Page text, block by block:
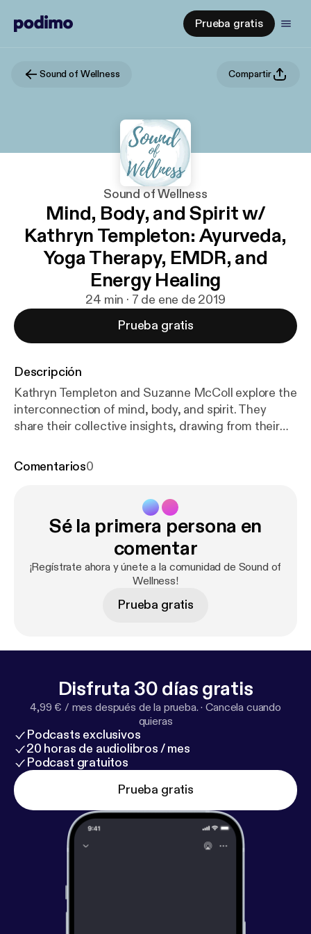
Prueba gratis
Sound of Wellness Compartir
Sound of Wellness
Mind, Body, and Spirit w/
Kathryn Templeton: Ayurveda,
Yoga Therapy, EMDR, and
Energy Healing
24 min · 7 de ene de 2019
Prueba gratis
Descripción
Kathryn Templeton and Suzanne McColl explore the
interconnection of mind, body, and spirit. They
share their collective insights, drawing from their
Therapy, EMDR, and Energy Healing.
Comentarios0
Sé la primera persona en
comentar
¡Regístrate ahora y únete a la comunidad de Sound of
Wellness!
Prueba gratis
Disfruta 30 días gratis
4,99 € / mes después de la prueba. ·Cancela cuando
quieras
Podcasts exclusivos
20 horas de audiolibros / mes
Podcast gratuitos
Prueba gratis